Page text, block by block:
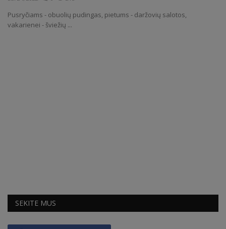
Receptai
Pusryčiams - obuolių pudingas, pietums - daržovių salotos,
vakarienei - šviežių ...
SEKITE MUS